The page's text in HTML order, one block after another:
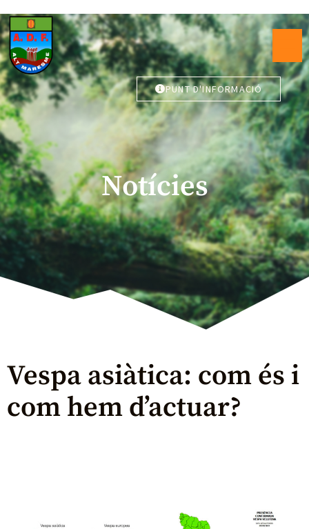
PUNT D'INFORMACIÓ
Notícies
Vespa asiàtica: com és i
com hem d’actuar?